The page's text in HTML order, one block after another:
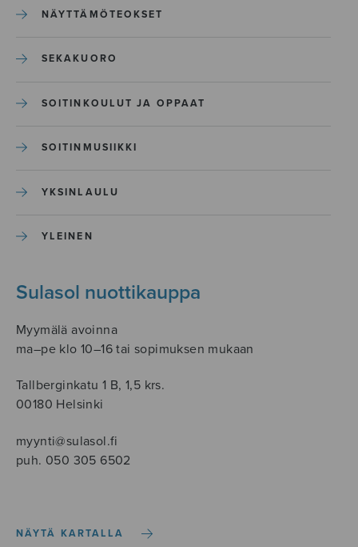
NÄYTTÄMÖTEOKSET
SEKAKUORO
SOITINKOULUT JA OPPAAT
SOITINMUSIIKKI
YKSINLAULU
YLEINEN
Sulasol nuottikauppa
Myymälä avoinna
ma–pe klo 10–16 tai sopimuksen mukaan
Tallberginkatu 1 B, 1,5 krs.
00180 Helsinki
myynti@sulasol.fi
puh. 050 305 6502
NÄYTÄ KARTALLA